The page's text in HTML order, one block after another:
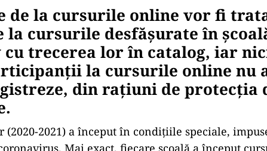
de la cursurile online vor fi
la cursurile desfășurate în
cu trecerea lor în catalog, iar
la cursurile online nu
din rațiuni de protecția
(2020-2021) a început în condițiile speciale,
Mai exact, fiecare școală a început